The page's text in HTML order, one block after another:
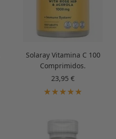
Solaray Vitamina C 100
Comprimidos.
Precio
de
23,95 €